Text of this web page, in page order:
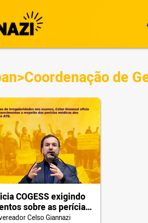
de
COGESS exigindo
sobre as perícias
candidatos ao cargo
Celso Giannazi